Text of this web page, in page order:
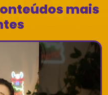
mais